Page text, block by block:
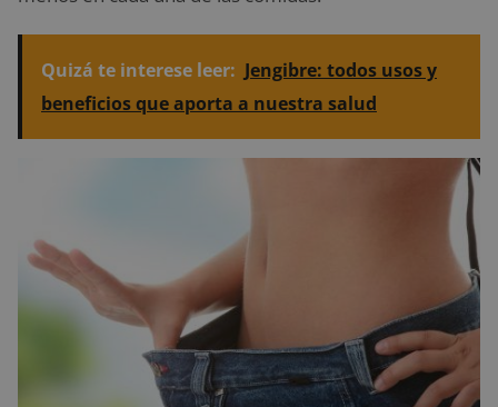
Quizá te interese leer: Jengibre: todos usos y
beneficios que aporta a nuestra salud